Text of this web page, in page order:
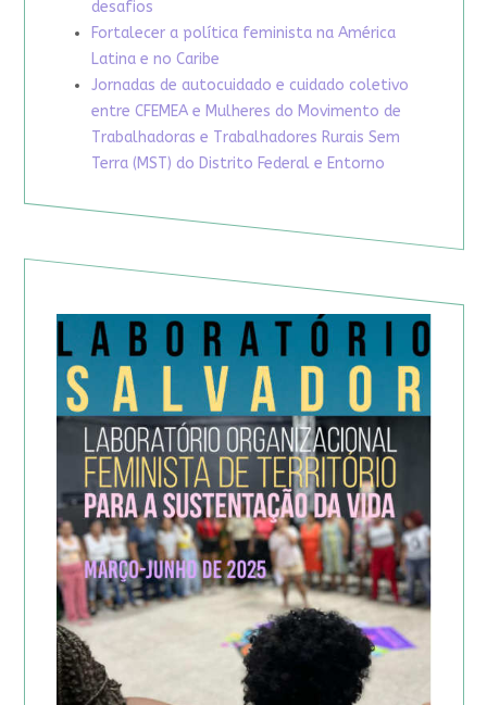
desafios
Fortalecer a política feminista na América
Latina e no Caribe
Jornadas de autocuidado e cuidado coletivo
entre CFEMEA e Mulheres do Movimento de
Trabalhadoras e Trabalhadores Rurais Sem
Terra (MST) do Distrito Federal e Entorno